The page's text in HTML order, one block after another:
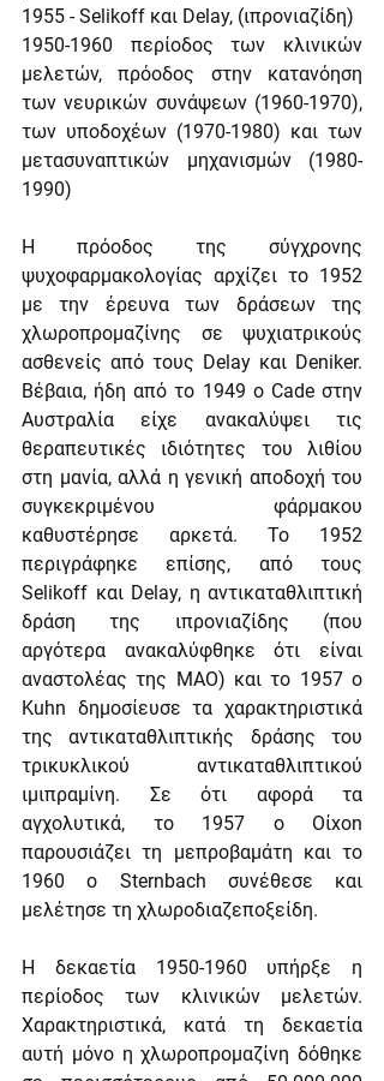
1955 - Selikoff και Delay, (ιπρονιαζίδη)
1950-1960 περίοδος των κλινικών
μελετών, πρόοδος στην κατανόηση
των νευρικών συνάψεων (1960-1970),
των υποδοχέων (1970-1980) και των
μετασυναπτικών μηχανισμών (1980-
1990)
Η πρόοδος της σύγχρονης
ψυχοφαρμακολογίας αρχίζει το 1952
με την έρευνα των δράσεων της
χλωροπρομαζίνης σε ψυχιατρικούς
ασθενείς από τους Delay και Deniker.
Βέβαια, ήδη από το 1949 ο Cade στην
Αυστραλία είχε ανακαλύψει τις
θεραπευτικές ιδιότητες του λιθίου
στη μανία, αλλά η γενική αποδοχή του
συγκεκριμένου φάρμακου
καθυστέρησε αρκετά. Το 1952
περιγράφηκε επίσης, από τους
Selikoff και Delay, η αντικαταθλιπτική
δράση της ιπρονιαζίδης (που
αργότερα ανακαλύφθηκε ότι είναι
αναστολέας της ΜΑΟ) και το 1957 ο
Kuhn δημοσίευσε τα χαρακτηριστικά
της αντικαταθλιπτικής δράσης του
τρικυκλικού αντικαταθλιπτικού
ιμιπραμίνη. Σε ότι αφορά τα
αγχολυτικά, το 1957 ο Οί­xon
παρουσιάζει τη μεπροβαμάτη και το
1960 ο Sternbach συνέθεσε και
μελέτησε τη χλωροδιαζεποξείδη.
Η δεκαετία 1950-1960 υπήρξε η
περίοδος των κλινικών μελετών.
Χαρακτηριστικά, κατά τη δεκαετία
αυτή μόνο η χλωροπρομαζίνη δόθηκε